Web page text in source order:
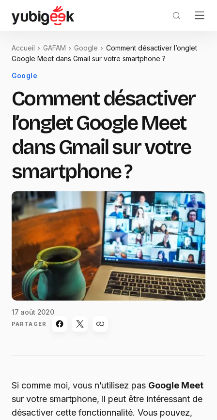
Accueil GAFAM Google
Comment désactiver l’onglet
Google Meet dans Gmail sur votre smartphone ?
Google
Comment désactiver
l’onglet Google Meet
dans Gmail sur votre
smartphone ?
17 août 2020
PARTAGER
Si comme moi, vous n’utilisez pas Google Meet
sur votre smartphone, il peut être intéressant de
désactiver cette fonctionnalité. Vous pouvez,